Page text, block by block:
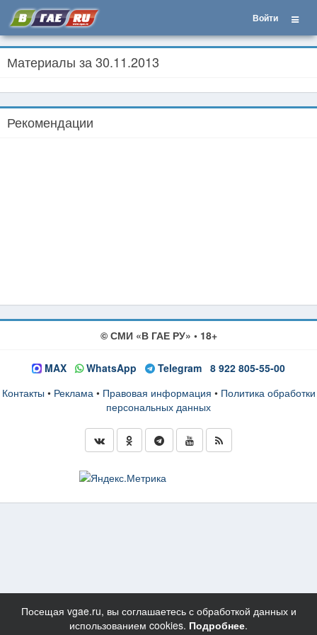
Войти
Материалы за 30.11.2013
Рекомендации
© СМИ «В ГАЕ РУ» • 18+
MAX WhatsApp Telegram 8 922 805-55-00
Контакты • Реклама• Правовая информация • Политика обработки
персональных данных
Посещая vgae.ru, вы соглашаетесь с обработкой данных и
использованием cookies. Подробнее.